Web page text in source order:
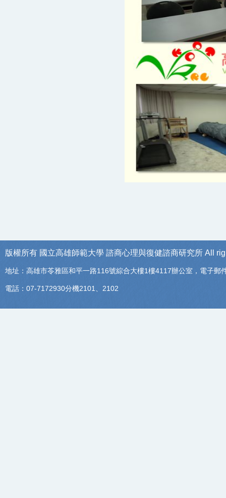
版權所有 國立高雄師範大學 諮商心理與復健諮商研究所 All
地址：高雄市苓雅區和平一路116號綜合大樓1樓4117辦公室，電子郵
電話：07-7172930分機2101、2102